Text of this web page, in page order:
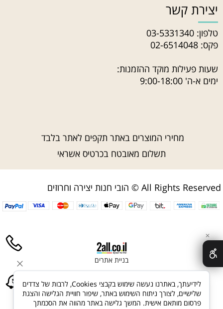
יצירת קשר
טלפון: 03-5331340
פקס: 02-6514048
שעות פעילות מוקד ההזמנות:
ימים א-ה' 9:00-18:00
מחירי המוצרים באתר תקפים לאתר בלבד
תשלום מאובטח בכרטיס אשראי
הובי חנות יצירה וחרוזים © All Rights Reserved
בניית אתרים
✕
לידיעתך, באתרנו נעשה שימוש בקבצי Cookies, לרבות של צדדים
שלישיים, לצורך ניתוח השימוש באתר, שיפור חוויית הגלישה והצגת
פרסום מותאם אישית. המשך גלישה באתר מהווה את הסכמתך